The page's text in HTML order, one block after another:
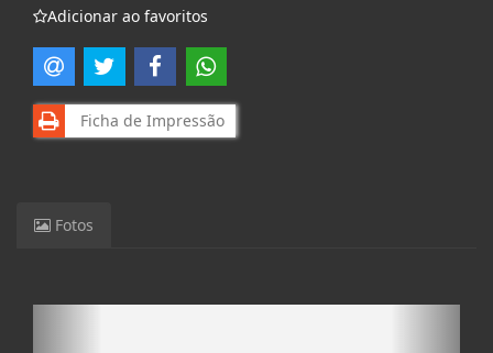
Adicionar ao favoritos
Ficha de Impressão
Fotos